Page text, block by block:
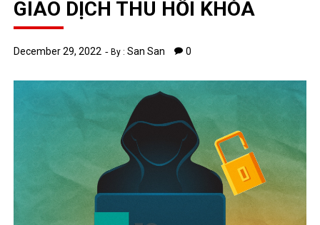
GIAO DỊCH THU HỒI KHÓA
December 29, 2022 By :San San 0